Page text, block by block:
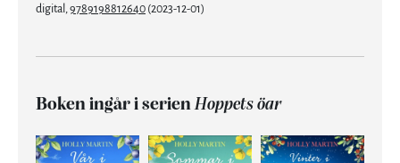
digital,9789198812640 (2023-12-01)
Boken ingår i serienHoppets öar